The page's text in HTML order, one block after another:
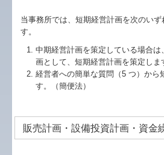
当事務所では、短期経営計画を次のいず
す。
中期経営計画を策定している場合
画として、短期経営計画を策定しま
経営者への簡単な質問（5 つ）から
す。（簡便法）
販売計画・設備投資計画・資金